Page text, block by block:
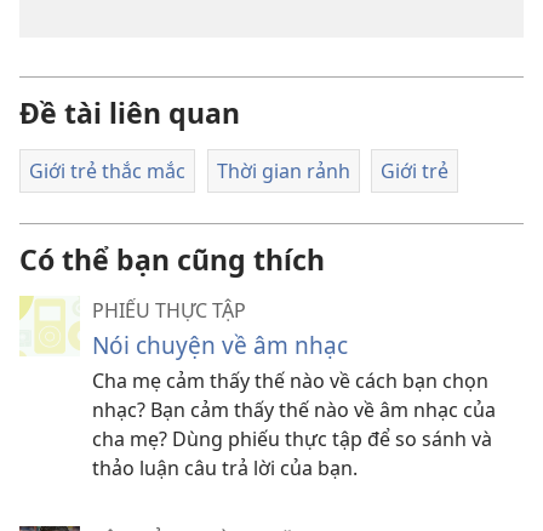
Đề tài liên quan
Giới trẻ thắc mắc Thời gian rảnh Giới trẻ
Có thể bạn cũng thích
PHIẾU THỰC TẬP
Nói chuyện về âm nhạc
Cha mẹ cảm thấy thế nào về cách bạn chọn
nhạc? Bạn cảm thấy thế nào về âm nhạc của
cha mẹ? Dùng phiếu thực tập để so sánh và
thảo luận câu trả lời của bạn.